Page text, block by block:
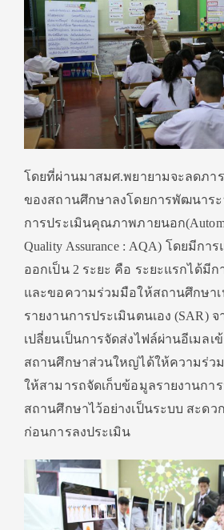
โดยที่ผ่านมาสมศ.พยายามจะลดภา
ของสถานศึกษาลงโดยการพัฒนาระ
การประเมินคุณภาพภายนอก
Quality Assurance : AQA) โดยมีกา
ออกเป็น 2 ระยะ คือ ระยะแรกได้มี
และขอความร่วมมือให้สถานศึกษาเ
รายงานการประเมินตนเอง (SAR)
เปลี่ยนเป็นการจัดส่งไฟล์ผ่านอีเมลเ
สถานศึกษาส่วนใหญ่ได้ให้ความร่ว
ให้สามารถจัดเก็บข้อมูลรายงานกา
สถานศึกษาไว้อย่างเป็นระบบ สะด
ก่อนการลงประเมิน